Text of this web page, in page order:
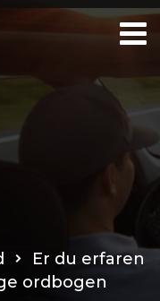
Er du erfaren
ordbogen